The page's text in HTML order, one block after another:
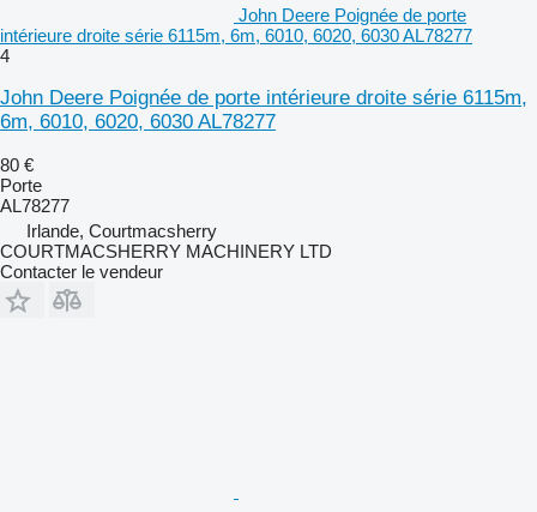
John Deere Poignée de porte
intérieure droite série 6115m, 6m, 6010, 6020, 6030 AL78277
4
John Deere Poignée de porte intérieure droite série 6115m,
6m, 6010, 6020, 6030 AL78277
80 €
Porte
AL78277
Irlande, Courtmacsherry
COURTMACSHERRY MACHINERY LTD
Contacter le vendeur